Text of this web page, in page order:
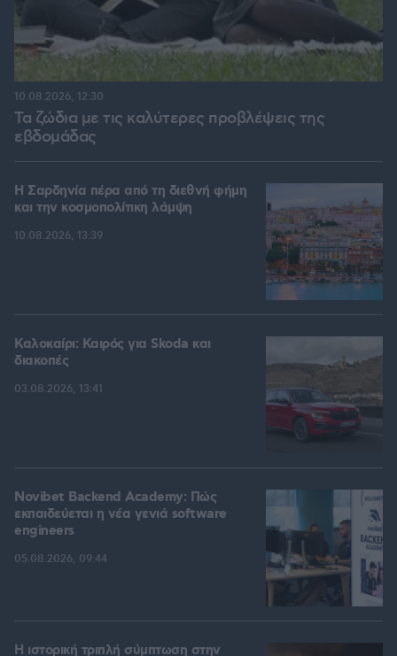
Τα ζώδια με τις καλύτερες προβλέψεις της
εβδομάδας
10.08.2026, 12:30
Η Σαρδηνία πέρα από τη διεθνή φήμη
και την κοσμοπολίτικη λάμψη
10.08.2026, 13:39
Καλοκαίρι: Καιρός για Skoda και
διακοπές
03.08.2026, 13:41
Novibet Backend Academy: Πώς
εκπαιδεύεται η νέα γενιά software
engineers
05.08.2026, 09:44
Η ιστορική τριπλή σύμπτωση στην